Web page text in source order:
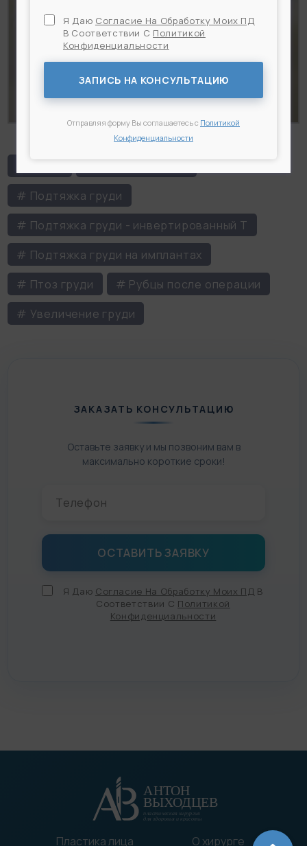
# Подтяжка груди
# Подтяжка груди - инвертированный Т
# Подтяжка груди на имплантах
# Птоз груди
# Рубцы после операции
# Увеличение груди
ЗАКАЗАТЬ КОНСУЛЬТАЦИЮ
Оставьте заявку и мы позвоним вам в
максимально короткие сроки!
Я Даю Согласие На Обработку Моих ПД В
Соответствии С Политикой
Конфиденциальности
Пластика лица О хирурге
Я Даю Согласие На Обработку Моих ПД
В Соответствии С Политикой
Конфиденциальности
ЗАПИСЬ НА КОНСУЛЬТАЦИЮ
Отправляя форму Вы соглашаетесь с Политикой
Конфиденциальности